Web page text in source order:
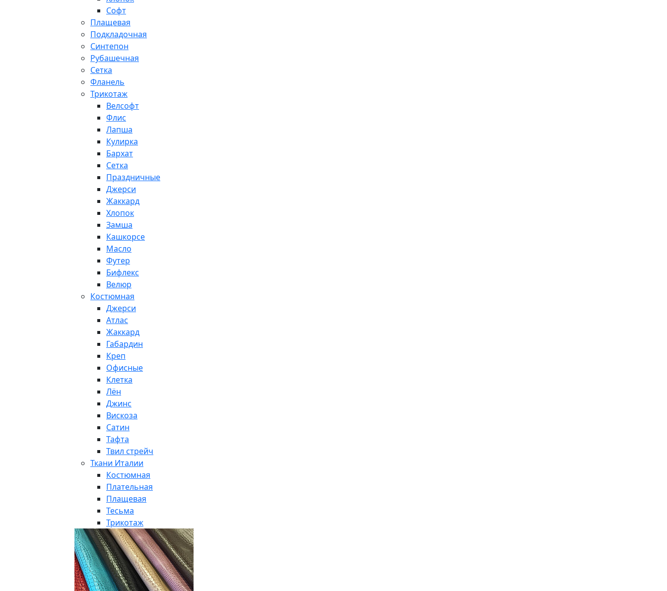
Софт
Плащевая
Подкладочная
Синтепон
Рубашечная
Сетка
Фланель
Трикотаж
Велсофт
Флис
Лапша
Кулирка
Бархат
Сетка
Праздничные
Джерси
Жаккард
Хлопок
Замша
Кашкорсе
Масло
Футер
Бифлекс
Велюр
Костюмная
Джерси
Атлас
Жаккард
Габардин
Креп
Офисные
Клетка
Лён
Джинс
Вискоза
Сатин
Тафта
Твил стрейч
Ткани Италии
Костюмная
Плательная
Плащевая
Тесьма
Трикотаж